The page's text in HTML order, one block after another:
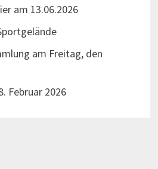
am 13.06.2026
am Freitag, den
Februar 2026